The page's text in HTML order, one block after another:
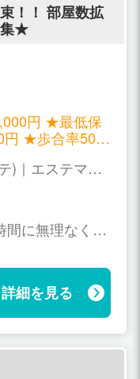
！！ 部屋数拡
集★
円 ★最低保
円 ★歩合率50%
ナスあり (20,
)｜エステマッ
間に無理なくお
詳細を見る